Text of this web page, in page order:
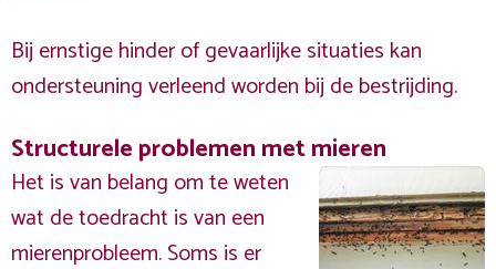
Bij ernstige hinder of gevaarlijke situaties kan
ondersteuning verleend worden bij de bestrijding.
Structurele problemen met mieren
Het is van belang om te weten
wat de toedracht is van een
mierenprobleem. Soms is er